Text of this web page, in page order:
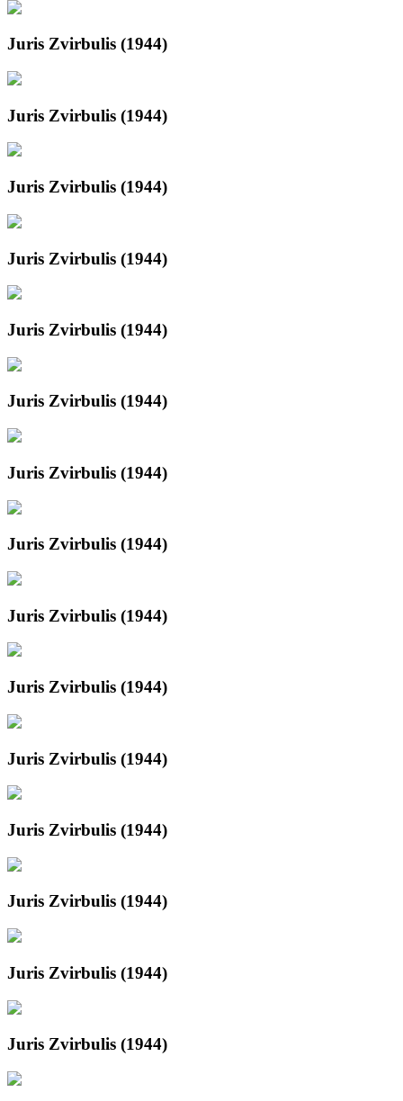
Juris Zvirbulis (1944)
Juris Zvirbulis (1944)
Juris Zvirbulis (1944)
Juris Zvirbulis (1944)
Juris Zvirbulis (1944)
Juris Zvirbulis (1944)
Juris Zvirbulis (1944)
Juris Zvirbulis (1944)
Juris Zvirbulis (1944)
Juris Zvirbulis (1944)
Juris Zvirbulis (1944)
Juris Zvirbulis (1944)
Juris Zvirbulis (1944)
Juris Zvirbulis (1944)
Juris Zvirbulis (1944)